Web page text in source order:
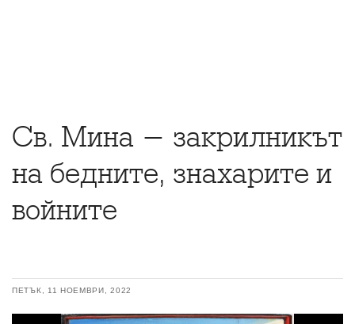
Св. Мина - закрилникът
на бедните, знахарите и
войните
ПЕТЪК, 11 НОЕМВРИ, 2022